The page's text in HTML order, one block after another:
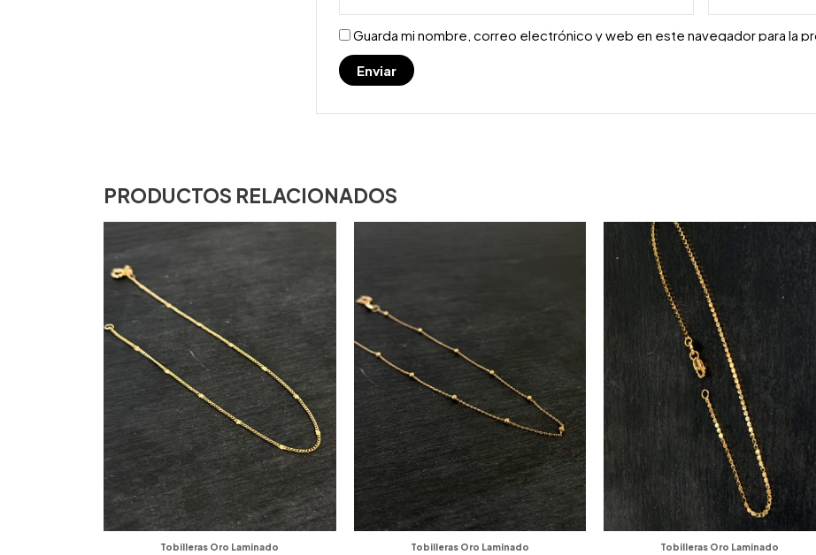
Guarda mi nombre, correo electrónico y web en este navegador para la
PRODUCTOS RELACIONADOS
Tobilleras Oro Laminado Tobilleras Oro Laminado Tobilleras Oro Laminado